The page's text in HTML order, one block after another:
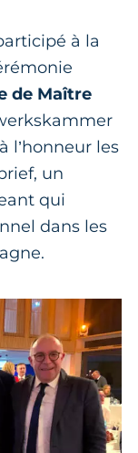
à la
de Maître
l’honneur les
un
qui
dans les